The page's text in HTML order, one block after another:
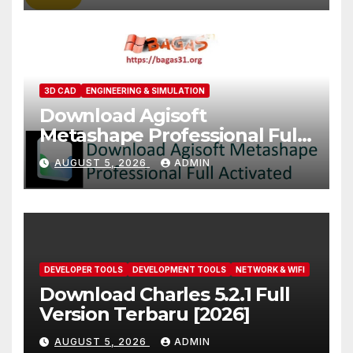
3D CAD ENGINEERING & SIMULATION
Download Agisoft
Metashape Professional Full
Activated [2026]
AUGUST 5, 2026 ADMIN
DEVELOPER TOOLS DEVELOPMENT TOOLS NETWORK & WIFI
Download Charles 5.2.1 Full
Version Terbaru [2026]
AUGUST 5, 2026 ADMIN